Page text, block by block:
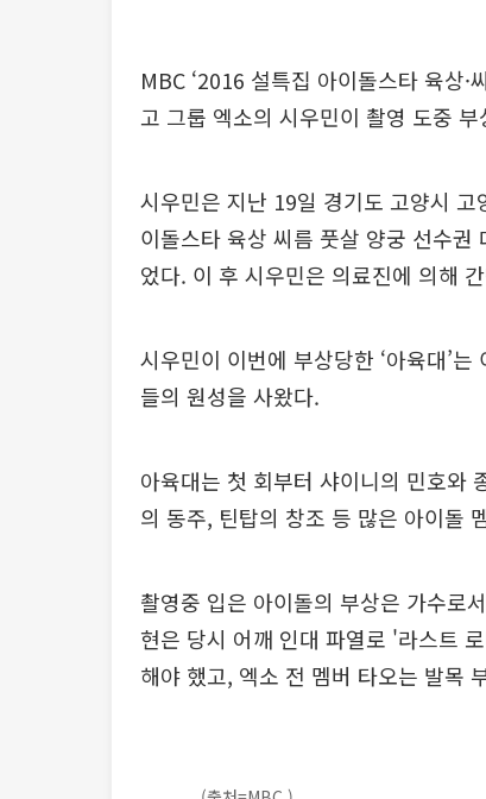
MBC ‘2016 설특집 아이돌스타 육상·
고 그룹 엑소의 시우민이 촬영 도중
시우민은 지난 19일 경기도 고양시
이돌스타 육상 씨름 풋살 양궁 선수
었다. 이 후 시우민은 의료진에 의해
시우민이 이번에 부상당한 ‘아육대’
들의 원성을 사왔다.
아육대는 첫 회부터 샤이니의 민호와
의 동주, 틴탑의 창조 등 많은 아이돌
촬영중 입은 아이돌의 부상은 가수로
현은 당시 어깨 인대 파열로 '라스트
해야 했고, 엑소 전 멤버 타오는 발목